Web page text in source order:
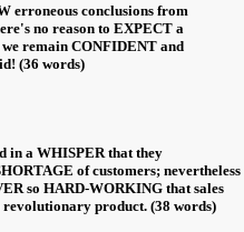
erroneous conclusions from
no reason to EXPECT a
remain CONFIDENT and
(36 words)
in a WHISPER that they
of customers; nevertheless
so HARD-WORKING that sales
revolutionary product. (38 words)